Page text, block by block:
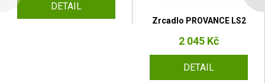
DETAIL
Zrcadlo PROVANCE LS2
2 045 Kč
DETAIL